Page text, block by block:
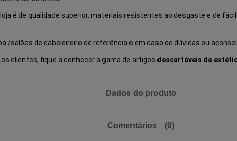
é de qualidade superior, materiais resistentes ao desgaste e de
/salões de cabeleireiro de referência e em caso de dúvidas ou
clientes, fique a conhecer a gama de artigos descartáveis de
Dados do produto
Comentários
(0)